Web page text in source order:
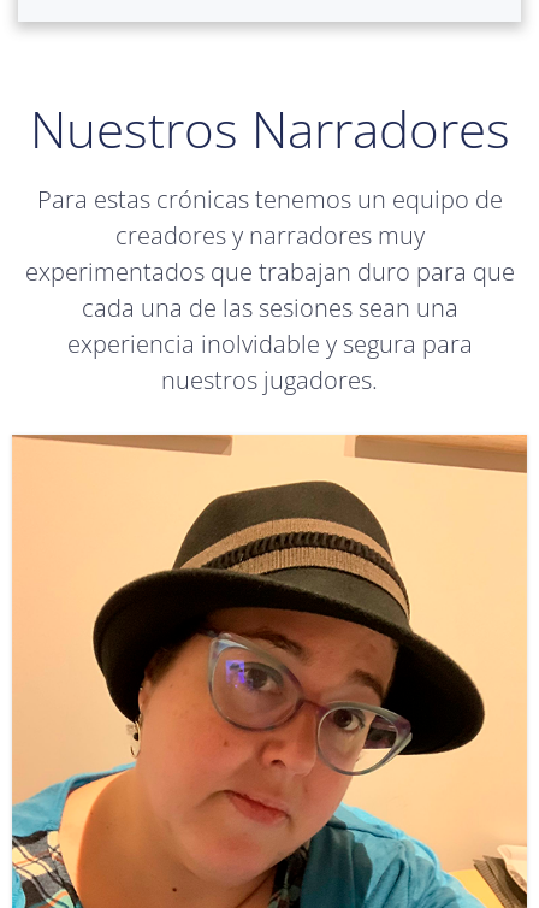
Nuestros Narradores
Para estas crónicas tenemos un equipo de
creadores y narradores muy
experimentados que trabajan duro para que
cada una de las sesiones sean una
experiencia inolvidable y segura para
nuestros jugadores.